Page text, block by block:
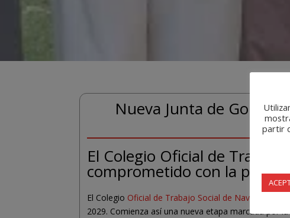
Nueva Junta de
El Colegio Oficial de
comprometido con la
El Colegio Oficial de Trabajo Social de Navarra
2029. Comienza así una nueva etapa marcada por
partir